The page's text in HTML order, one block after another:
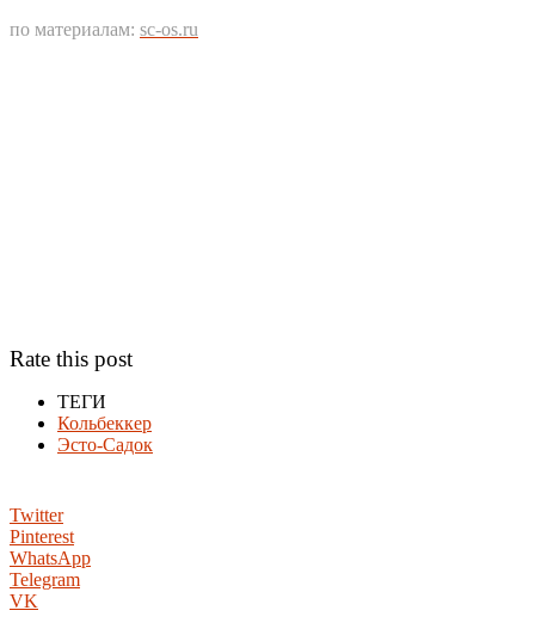
по материалам: sc-os.ru
Rate this post
ТЕГИ
Кольбеккер
Эсто-Садок
Twitter
Pinterest
WhatsApp
Telegram
VK